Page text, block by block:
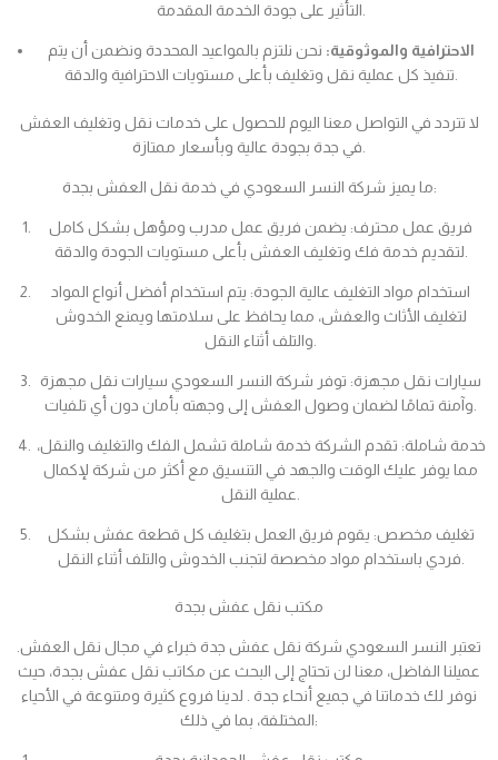
الاحترافية والموثوقية: نحن نلتزم بالمواعيد المحددة ونضمن أن يتم
لا تتردد في التواصل معنا اليوم للحصول على خدمات نقل وتغليف العفش
ما يميز شركة النسر السعودي في خدمة نقل العفش بجدة:
فريق عمل محترف: يضمن فريق عمل مدرب ومؤهل بشكل كامل
استخدام مواد التغليف عالية الجودة: يتم استخدام أفضل أنواع المواد
لتغليف الأثاث والعفش، مما يحافظ على سلامتها ويمنع الخدوش
سيارات نقل مجهزة: توفر شركة النسر السعودي سيارات نقل مجهزة
خدمة شاملة: تقدم الشركة خدمة شاملة تشمل الفك والتغليف والنقل،
مما يوفر عليك الوقت والجهد في التنسيق مع أكثر من شركة لإكمال
تغليف مخصص: يقوم فريق العمل بتغليف كل قطعة عفش بشكل
مكتب نقل عفش بجدة
تعتبر النسر السعودي شركة نقل عفش جدة خبراء في مجال نقل العفش.
عميلنا الفاضل، معنا لن تحتاج إلى البحث عن مكاتب نقل عفش بجدة، حيث
نوفر لك خدماتنا في جميع أنحاء جدة . لدينا فروع كثيرة ومتنوعة في الأحياء
المختلفة، بما في ذلك: